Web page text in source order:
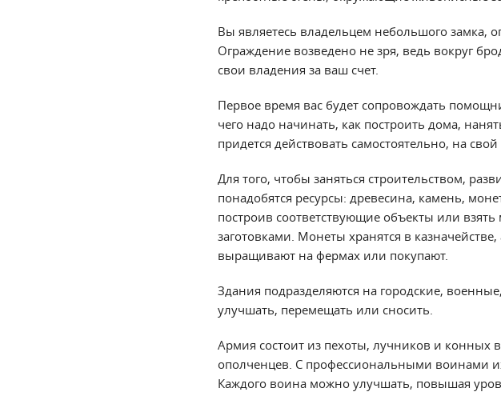
Вы являетесь владельцем небольшого замка,
Ограждение возведено не зря, ведь вокруг
свои владения за ваш счет.
Первое время вас будет сопровождать
чего надо начинать, как построить дома,
придется действовать самостоятельно, на свой
Для того, чтобы заняться строительством,
понадобятся ресурсы: древесина, камень,
построив соответствующие объекты или
заготовками. Монеты хранятся в
выращивают на фермах или покупают.
Здания подразделяются на городские,
улучшать, перемещать или сносить.
Армия состоит из пехоты, лучников и
ополченцев. С профессиональными воинами
Каждого воина можно улучшать, повышая